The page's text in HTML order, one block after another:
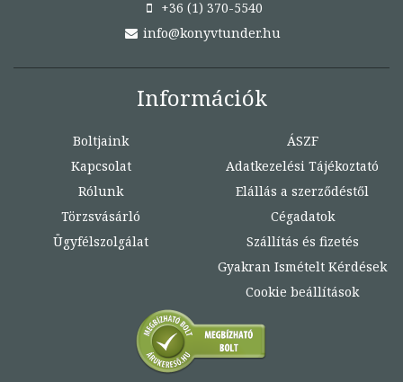
+36 (1) 370-5540
info@konyvtunder.hu
Információk
Boltjaink
Kapcsolat
Rólunk
Törzsvásárló
Ügyfélszolgálat
ÁSZF
Adatkezelési Tájékoztató
Elállás a szerződéstől
Cégadatok
Szállítás és fizetés
Gyakran Ismételt Kérdések
Cookie beállítások